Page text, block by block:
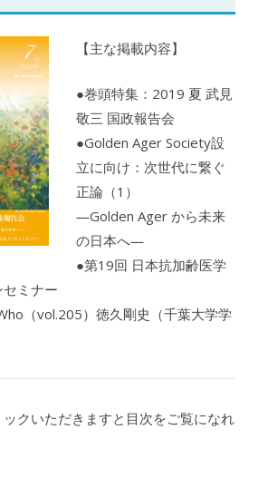
【主な掲載内容】
●巻頭特集：2019 夏 武見
敬三 国政報告会
●Golden Ager Society設
立に向け：次世代に繋ぐ
正論（1）
―Golden Ager から未来
の日本へ―
●第19回 日本抗加齢医学
ミナー
（vol.205）徳久剛史（千葉大学学
クいただきますと目次をご覧になれ